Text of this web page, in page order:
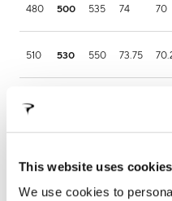
This website uses cookies
We use cookies to
480 500 535 74 70
510 530 550 73.75
530
590 600 597 72.75 71.5